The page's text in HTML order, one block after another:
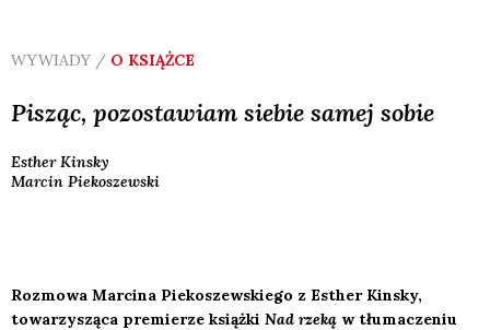
WYWIADY / O KSIĄŻCE
Pisząc, pozostawiam siebie samej sobie
EstherKinsky
Marcin Piekoszewski
Rozmowa Marcina Piekoszewskiego z Esther Kinsky,
towarzysząca premierze książki Nad rzeką w tłumaczeniu